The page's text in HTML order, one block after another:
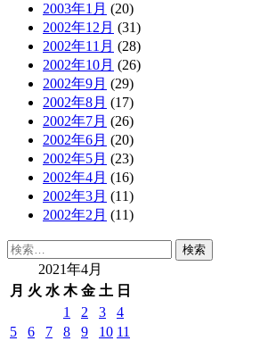
2003年1月 (20)
2002年12月 (31)
2002年11月 (28)
2002年10月 (26)
2002年9月 (29)
2002年8月 (17)
2002年7月 (26)
2002年6月 (20)
2002年5月 (23)
2002年4月 (16)
2002年3月 (11)
2002年2月 (11)
検
2021年4月
月 火 水 木 金 土 日
1
2 3
4
5
6 7 8 9 10 11